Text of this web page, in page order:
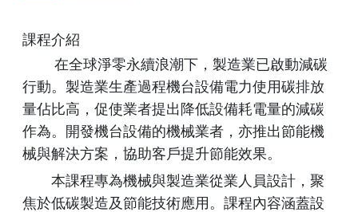
課程介紹
在全球淨零永續浪潮下，製造業已啟動減碳
行動。製造業生產過程機台設備電力使用碳排放
量佔比高，促使業者提出降低設備耗電量的減碳
作為。開發機台設備的機械業者，亦推出節能機
械與解決方案，協助客戶提升節能效果。
本課程專為機械與製造業從業人員設計，聚
焦於低碳製造及節能技術應用。課程內容涵蓋設